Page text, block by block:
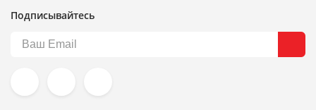
Подписывайтесь